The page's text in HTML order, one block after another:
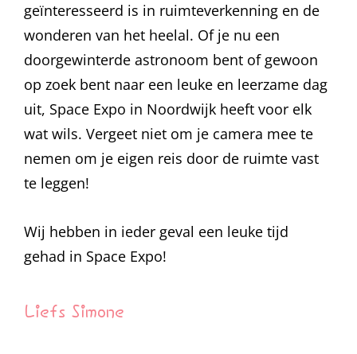
geïnteresseerd is in ruimteverkenning en de
wonderen van het heelal. Of je nu een
doorgewinterde astronoom bent of gewoon
op zoek bent naar een leuke en leerzame dag
uit, Space Expo in Noordwijk heeft voor elk
wat wils. Vergeet niet om je camera mee te
nemen om je eigen reis door de ruimte vast
te leggen!
Wij hebben in ieder geval een leuke tijd
gehad in Space Expo!
Liefs Simone